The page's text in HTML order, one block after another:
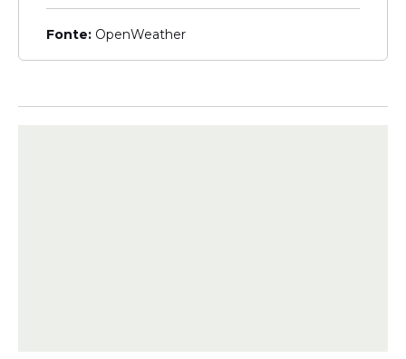
suspeita de irregularidade bancária. É um
Fonte: OpenWeather